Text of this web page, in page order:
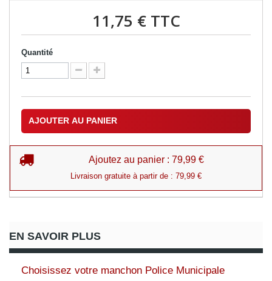
11,75 €TTC
Quantité
AJOUTER AU PANIER
Ajoutez au panier : 79,99 €
Livraison gratuite à partir de : 79,99 €
EN SAVOIR PLUS
Choisissez votre manchon Police Municipale